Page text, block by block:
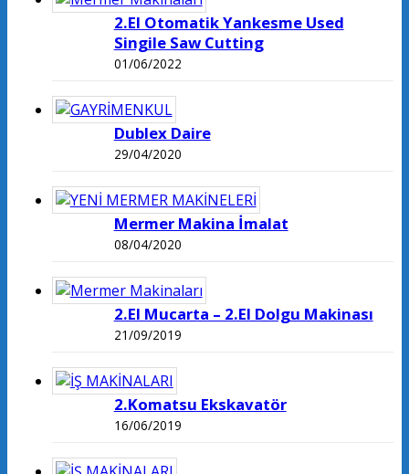
2.El Otomatik Yankesme Used
Singile Saw Cutting
01/06/2022
Dublex Daire
29/04/2020
Mermer Makina İmalat
08/04/2020
2.El Mucarta – 2.El Dolgu Makinası
21/09/2019
2.Komatsu Ekskavatör
16/06/2019